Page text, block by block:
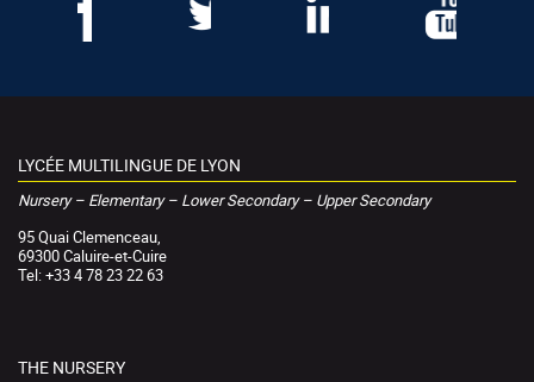
LYCÉE MULTILINGUE DE LYON
Nursery – Elementary – Lower Secondary – Upper Secondary
95 Quai Clemenceau,
69300 Caluire-et-Cuire
Tel: +33 4 78 23 22 63
THE NURSERY